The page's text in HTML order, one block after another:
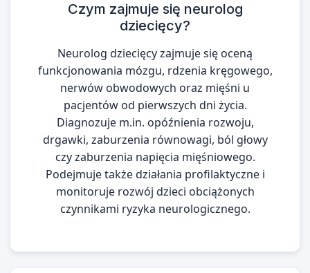
Czym zajmuje się neurolog
dziecięcy?
Neurolog dziecięcy zajmuje się oceną
funkcjonowania mózgu, rdzenia kręgowego,
nerwów obwodowych oraz mięśni u
pacjentów od pierwszych dni życia.
Diagnozuje m.in. opóźnienia rozwoju,
drgawki, zaburzenia równowagi, ból głowy
czy zaburzenia napięcia mięśniowego.
Podejmuje także działania profilaktyczne i
monitoruje rozwój dzieci obciążonych
czynnikami ryzyka neurologicznego.